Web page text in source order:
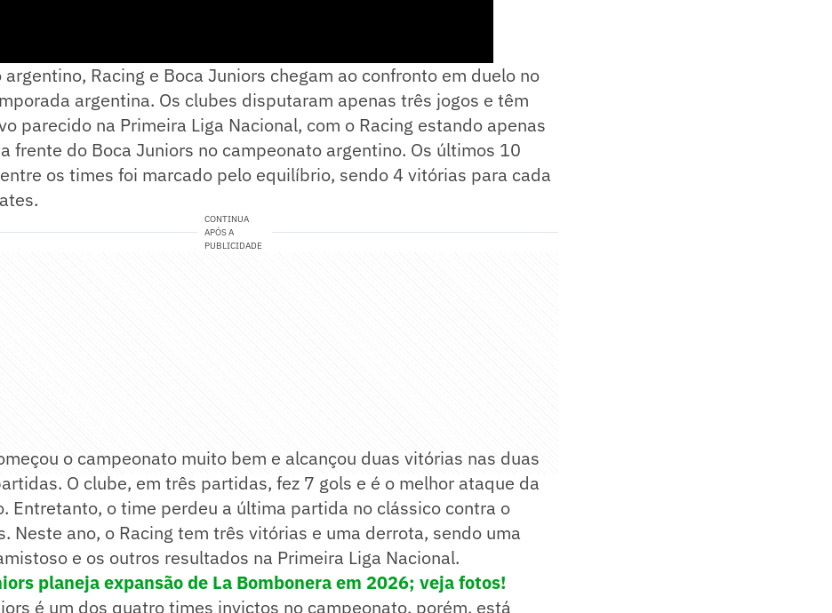
argentino, Racing e Boca Juniors chegam ao confronto em duelo no
argentina. Os clubes disputaram apenas três jogos e têm
parecido na Primeira Liga Nacional, com o Racing estando apenas
frente do Boca Juniors no campeonato argentino. Os últimos 10
os times foi marcado pelo equilíbrio, sendo 4 vitórias para cada
CONTINUA
APÓS A
PUBLICIDADE
o campeonato muito bem e alcançou duas vitórias nas duas
O clube, em três partidas, fez 7 gols e é o melhor ataque da
Entretanto, o time perdeu a última partida no clássico contra o
Neste ano, o Racing tem três vitórias e uma derrota, sendo uma
e os outros resultados na Primeira Liga Nacional.
planeja expansão de La Bombonera em 2026; veja fotos!
é um dos quatro times invictos no campeonato, porém, está